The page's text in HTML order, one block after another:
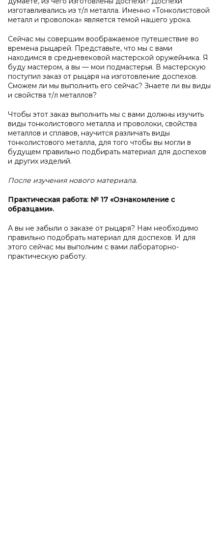
изготавливались из т/л металла. Именно «Тонколистовой
металл и проволока» является темой нашего урока.
Сейчас мы совершим воображаемое путешествие во
времена рыцарей. Представьте, что мы с вами
находимся в средневековой мастерской оружейника. Я
буду мастером, а вы — мои подмастерья. В мастерскую
поступил заказ от рыцаря на изготовление доспехов.
Сможем ли мы выполнить его сейчас? Знаете ли вы виды
и свойства т/л металлов?
Чтобы этот заказ выполнить мы с вами должны изучить
виды тонколистового металла и проволоки, свойства
металлов и сплавов, научится различать виды
тонколистового металла, для того чтобы вы могли в
будущем правильно подбирать материал для доспехов
и других изделий.
После изучения нового материала.
Практическая работа: № 17 «Ознакомление с
образцами».
А вы не забыли о заказе от рыцаря? Нам необходимо
правильно подобрать материал для доспехов. И для
этого сейчас мы выполним с вами лабораторно-
практическую работу.